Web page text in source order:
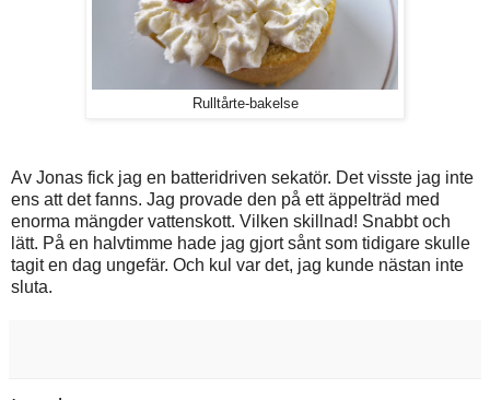
Rulltårte-bakelse
Av Jonas fick jag en batteridriven sekatör. Det visste jag inte
ens att det fanns. Jag provade den på ett äppelträd med
enorma mängder vattenskott. Vilken skillnad! Snabbt och
lätt. På en halvtimme hade jag gjort sånt som tidigare skulle
tagit en dag ungefär. Och kul var det, jag kunde nästan inte
sluta.